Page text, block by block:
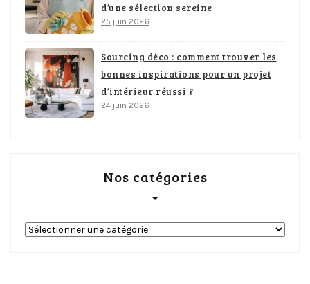
d’une sélection sereine
25 juin 2026
Sourcing déco : comment trouver les
bonnes inspirations pour un projet
d’intérieur réussi ?
24 juin 2026
Nos catégories